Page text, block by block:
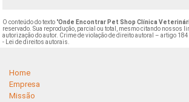
O conteúdo do texto "Onde Encontrar Pet Shop Clínica
reservado. Sua reprodução, parcial ou total, mesmo citando nossos
autorização do autor. Crime de violação de direito autoral – artigo
- Lei de direitos autorais
Home
Empresa
Missão